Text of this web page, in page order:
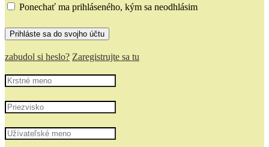
Ponechať ma prihláseného, kým sa neodhlásim
zabudol si heslo? Zaregistrujte sa tu